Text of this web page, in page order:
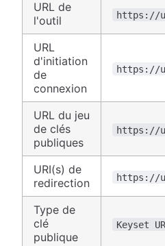
URL de
l'outil
https://
URL
d'initiation
de
connexion
https://
URL du jeu
de clés
publiques
https://
URI(s) de
redirection
https://
Type de
clé
publique
Keyset